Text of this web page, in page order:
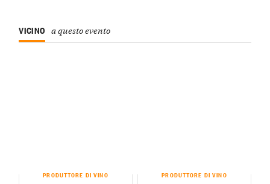
VICINO a questo evento
PRODUTTORE DI VINO PRODUTTORE DI VINO